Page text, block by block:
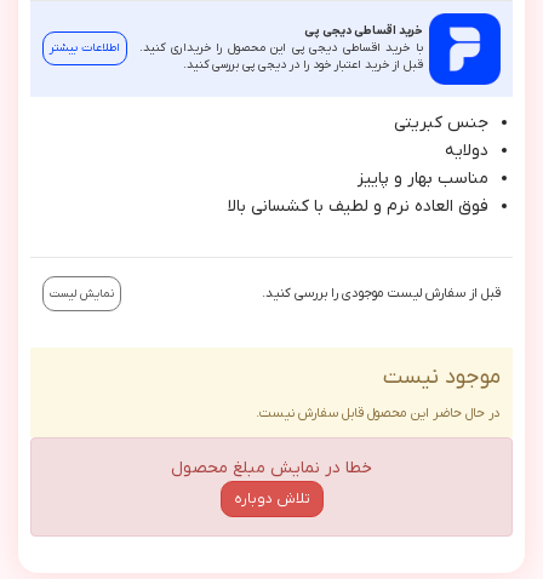
خرید اقساطی دیجی پی
با خرید اقساطی دیجی پی این محصول را خریداری کنید.
قبل از خرید اعتبار خود را در دیجی پی بررسی کنید.
اطلاعات بیشتر
جنس كبريتي
دولايه
مناسب بهار و پاييز
فوق العاده نرم و لطيف با كشساني بالا
قبل از سفارش لیست موجودی را بررسی کنید. نمایش لیست
موجود نیست
در حال حاضر این محصول قابل سفارش نیست.
خطا در نمایش مبلغ محصول
تلاش دوباره